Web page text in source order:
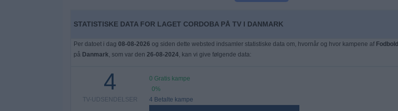
STATISTISKE DATA FOR LAGET CORDOBA PÅ TV I DANMARK
Per datoet i dag 08-08-2026 og siden dette websted indsamler statistiske data om, hvornår og hvor kampene af Fodbold
på Danmark, som var den 26-08-2024, kan vi give følgende data:
4
TV-UDSENDELSER
0 Gratis kampe
0%
4 Betalte kampe